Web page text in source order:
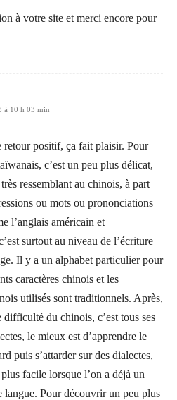
à votre site et merci encore pour
à 10 h 03 min
retour positif, ça fait plaisir. Pour
c’est un peu plus délicat,
ressemblant au chinois, à part
ou mots ou prononciations
l’anglais américain et
surtout au niveau de l’écriture
Il y a un alphabet particulier pour
caractères chinois et les
utilisés sont traditionnels. Après,
difficulté du chinois, c’est tous ses
le mieux est d’apprendre le
puis s’attarder sur des dialectes,
facile lorsque l’on a déjà un
langue. Pour découvrir un peu plus